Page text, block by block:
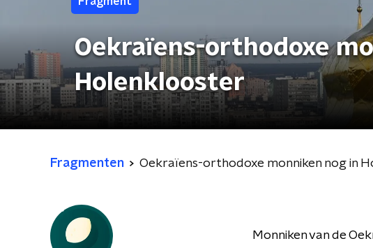
Oekraïens-orthodoxe
Holenklooster
Fragmenten Oekraïens-orthodoxe monniken nog in
Monniken van de